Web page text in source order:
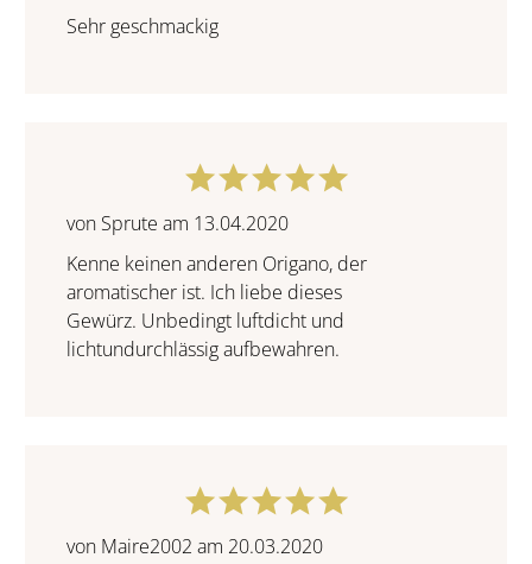
Sehr geschmackig
von Sprute am 13.04.2020
Kenne keinen anderen Origano, der
aromatischer ist. Ich liebe dieses
Gewürz. Unbedingt luftdicht und
lichtundurchlässig aufbewahren.
von Maire2002 am 20.03.2020